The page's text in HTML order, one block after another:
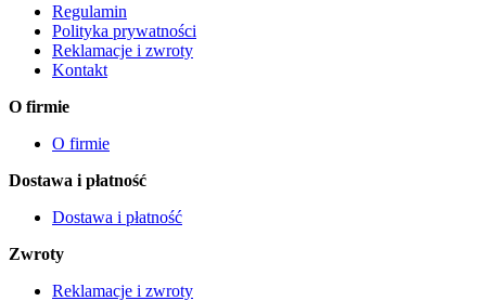
Regulamin
Polityka prywatności
Reklamacje i zwroty
Kontakt
O firmie
O firmie
Dostawa i płatność
Dostawa i płatność
Zwroty
Reklamacje i zwroty